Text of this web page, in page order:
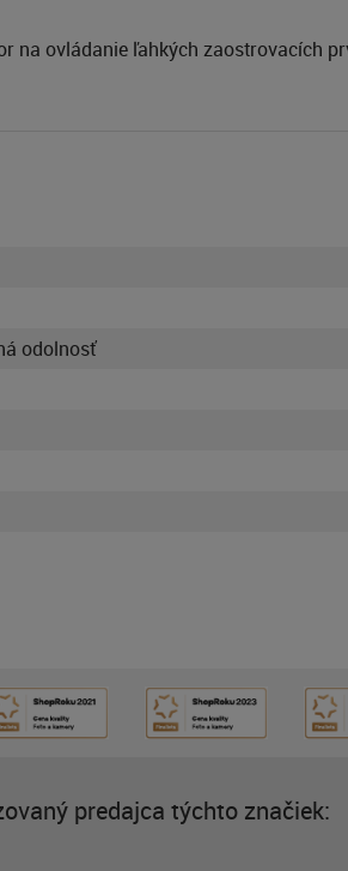
na ovládanie ľahkých zaostrovacích
odolnosť
predajca týchto značiek: